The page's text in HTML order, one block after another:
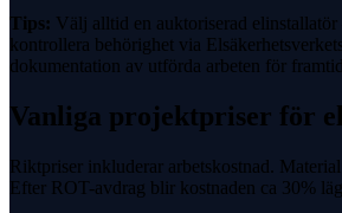
Tips: Välj alltid en auktoriserad
kontrollera behörighet via
dokumentation av utförda arbeten för
Vanliga projektpriser för
Riktpriser inkluderar arbetskostnad.
Efter ROT-avdrag blir kostnaden ca 30%